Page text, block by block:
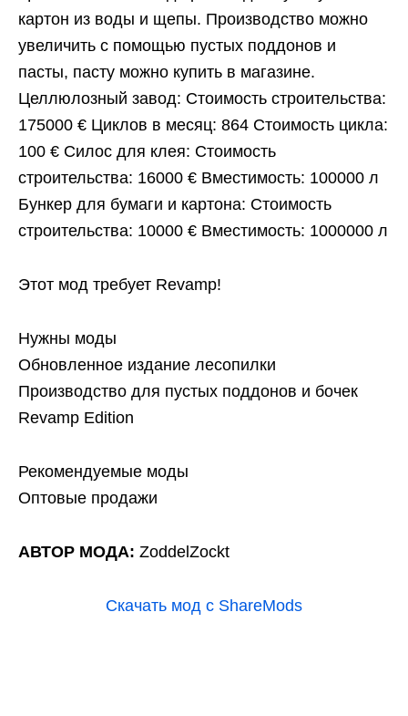
картон из воды и щепы. Производство можно
увеличить с помощью пустых поддонов и
пасты, пасту можно купить в магазине.
Целлюлозный завод: Стоимость строительства:
175000 € Циклов в месяц: 864 Стоимость цикла:
100 € Силос для клея: Стоимость
строительства: 16000 € Вместимость: 100000 л
Бункер для бумаги и картона: Стоимость
строительства: 10000 € Вместимость: 1000000 л
Этот мод требует Revamp!
Нужны моды
Обновленное издание лесопилки
Производство для пустых поддонов и бочек
Revamp Edition
Рекомендуемые моды
Оптовые продажи
АВТОР МОДА: ZoddelZockt
Скачать мод с ShareMods